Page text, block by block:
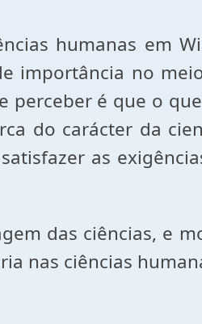
humanas em
importância no
perceber é que o
do carácter da
as
das ciências, e
nas ciências